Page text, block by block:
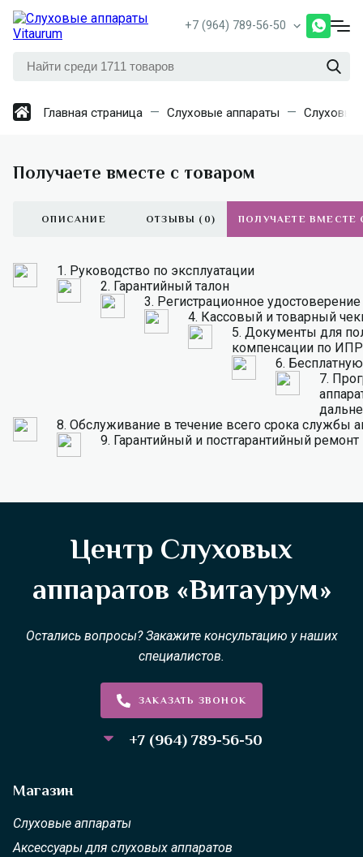
+7 (964) 789-56-50
Главная страница Слуховые аппараты Слуховые
Получаете вместе с товаром
ОПИСАНИЕ ОТЗЫВЫ (0) ПОЛУЧАЕТЕ ВМЕСТЕ
1. Руководство по эксплуатации
2. Гарантийный талон
3. Регистрационное удостоверение
4. Кассовый и товарный
5. Документы для
компенсации по ИПР
6.
7.
8. Обслуживание в течение всего срока службы
9. Гарантийный и постгарантийный ремонт
Центр Слуховых
аппаратов «Витаурум»
Остались вопросы? Закажите консультацию у наших
специалистов.
ЗАКАЗАТЬ ЗВОНОК
+7 (964) 789-56-50
Магазин
Слуховые аппараты
Аксессуары для слуховых аппаратов